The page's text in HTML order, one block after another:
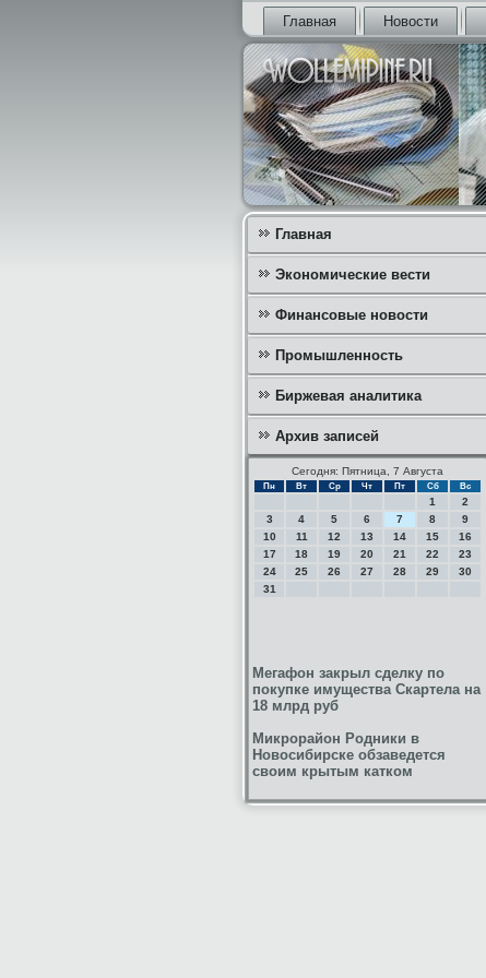
Главная Новости
Главная
Экономические вести
Финансовые новости
Промышленность
Биржевая аналитика
Архив записей
Сегодня: Пятница, 7 Августа
Пн Вт Ср Чт Пт Сб Вс
1
2
3
4 5 6 7 8
9
10
11 12 13 14 15
16
17
18 19 20 21 22
23
24
25 26 27 28 29
30
31
Мегафон закрыл сделку по
покупке имущества Скартела на
18 млрд руб
Микрорайон Родники в
Новосибирске обзаведется
своим крытым катком